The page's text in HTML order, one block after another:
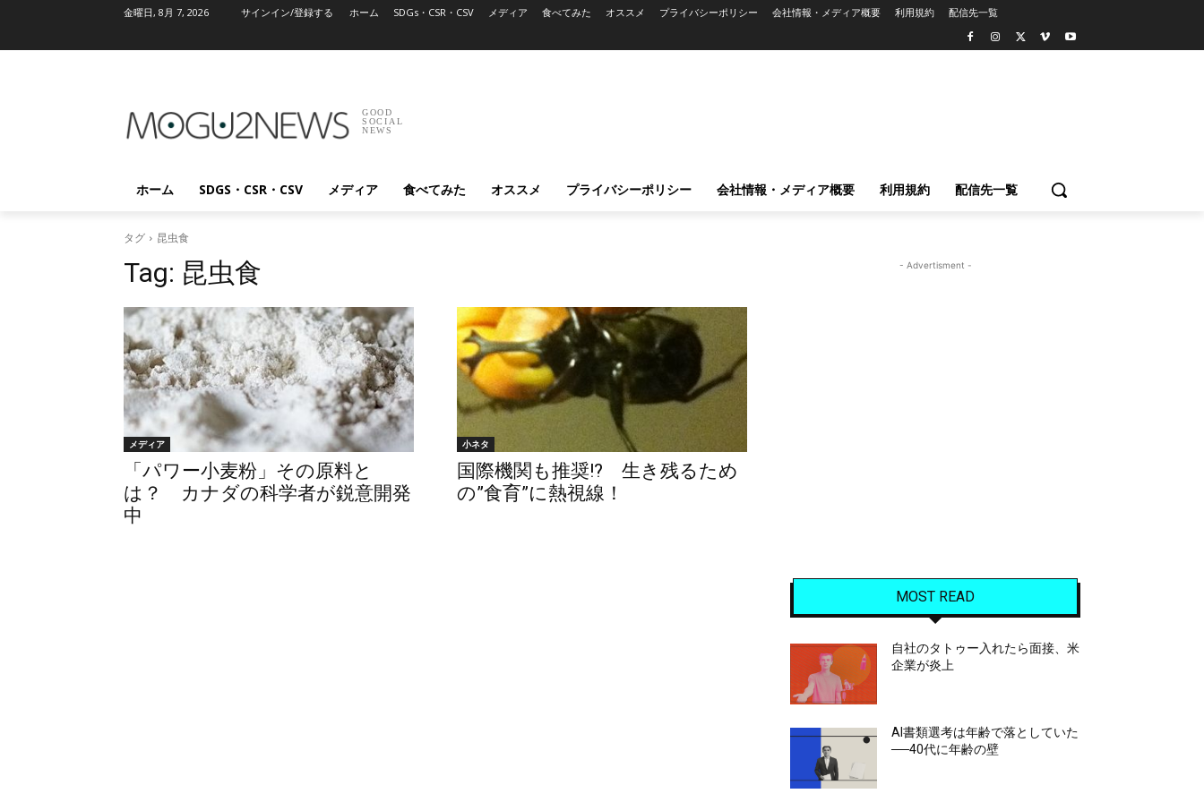
金曜日, 8月 7, 2026 サインイン/登録する ホーム SDGs・CSR・CSV メディア 食べてみた オススメ プライバシーポリシー 会社情報・メディア概要 利用規約 配信先一覧
GOOD
SOCIAL
NEWS
ホーム SDGS・CSR・CSV メディア 食べてみた オススメ プライバシーポリシー 会社情報・メディア概要 利用規約 配信先一覧
タグ 昆虫食
Tag: 昆虫食
メディア
「パワー小麦粉」その原料と
は？ カナダの科学者が鋭意開発
中
小ネタ
国際機関も推奨!? 生き残るため
の”食育”に熱視線！
- Advertisment -
MOST READ
自社のタトゥー入れたら面接、米
企業が炎上
AI書類選考は年齢で落としていた
──40代に年齢の壁